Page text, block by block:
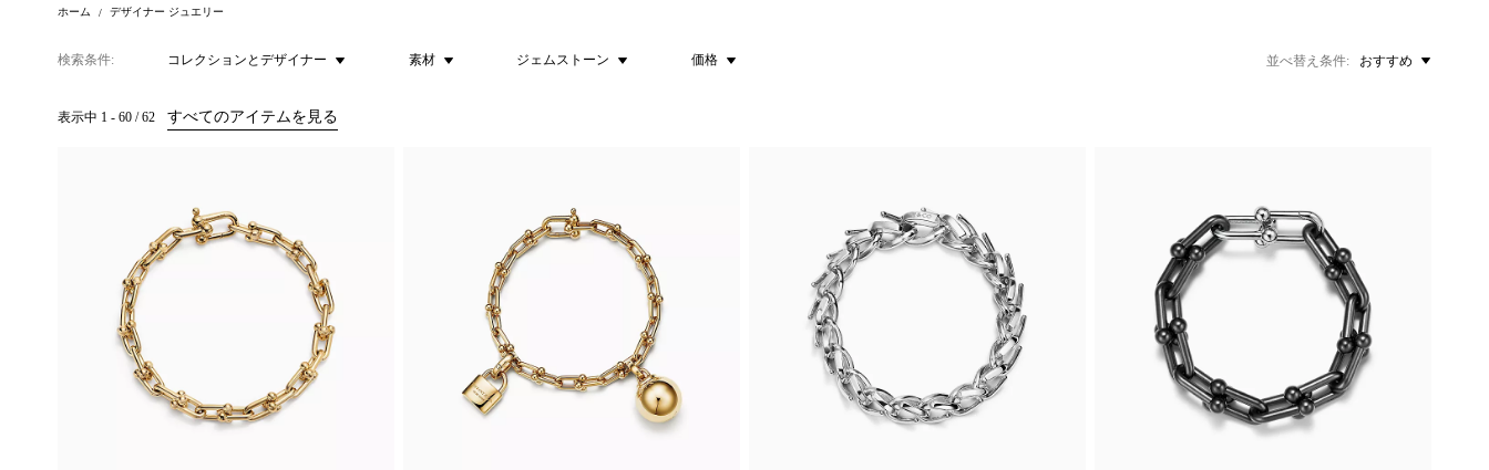
ホーム デザイナー ジュエリー
検索条件 コレクションとデザイナー 素材 ジェムストーン 価格
表示中 1 - 60 / 62 すべてのアイテムを見る
並べ替え条件 おすすめ